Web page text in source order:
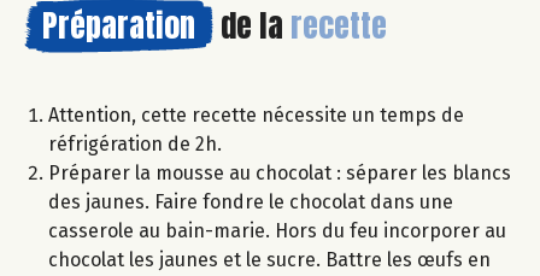
Préparation de la recette
Attention, cette recette nécessite un temps de
réfrigération de 2h.
Préparer la mousse au chocolat : séparer les blancs
des jaunes. Faire fondre le chocolat dans une
casserole au bain-marie. Hors du feu incorporer au
chocolat les jaunes et le sucre. Battre les œufs en